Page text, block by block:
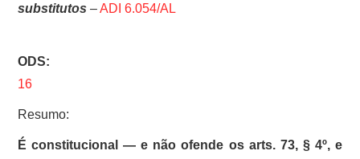
substitutos–ADI 6.054/AL
ODS:
16
Resumo:
É constitucional — e não ofende os arts. 73, § 4º, e